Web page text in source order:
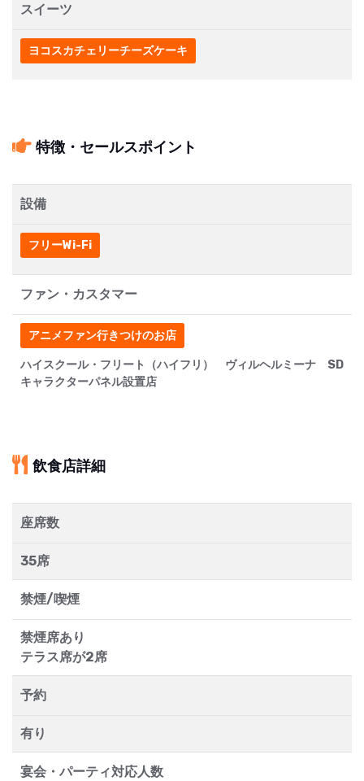
スイーツ
ヨコスカチェリーチーズケーキ
特徴・セールスポイント
設備
フリーWi-Fi
ファン・カスタマー
アニメファン行きつけのお店
ハイスクール・フリート（ハイフリ） ヴィルヘルミーナ SD
キャラクターパネル設置店
飲食店詳細
座席数
35席
禁煙/喫煙
禁煙席あり
テラス席が2席
予約
有り
宴会・パーティ対応人数